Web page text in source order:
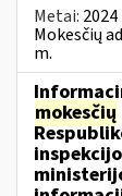
Metai: 2024
Mokesčių
m.
mokesčių